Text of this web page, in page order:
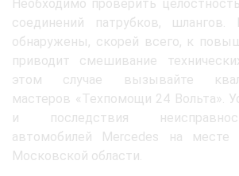
Необходимо проверить
соединений патрубков, шлангов.
обнаружены, скорей всего, к
приводит смешивание
этом случае вызывайте
мастеров «Техпомощи 24 Вольта».
и последствия
автомобилей Mercedes на
Московской области.